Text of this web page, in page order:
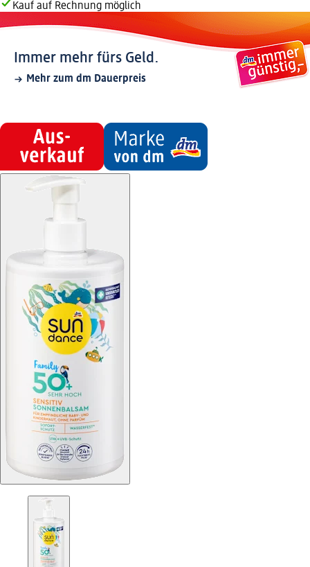
Kauf auf Rechnung möglich
Immer mehr fürs Geld.
Mehr zum dm Dauerpreis